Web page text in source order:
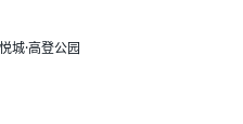
城·高登公园